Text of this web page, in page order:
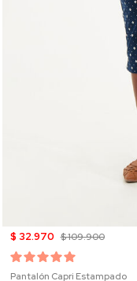
$ 32.970 $ 109.900
Pantalón Capri Estampado